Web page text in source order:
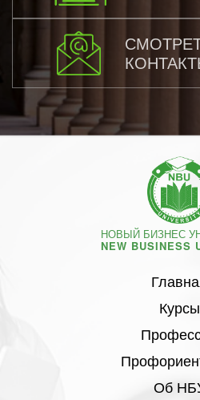
НОВЫЙ БИЗНЕС
NEW BUSINESS
Курсы
Об